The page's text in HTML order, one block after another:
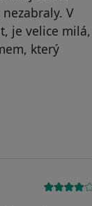
V
je velice milá,
který
K